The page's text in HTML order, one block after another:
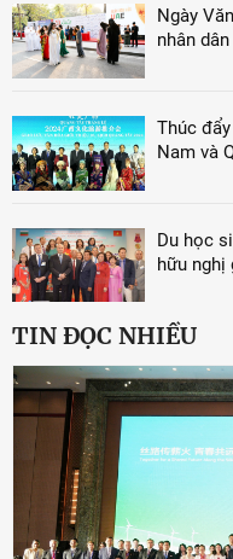
Ngày
nhân
Thúc
Nam và
Du học
hữu nghị
TIN ĐỌC NHIỀU